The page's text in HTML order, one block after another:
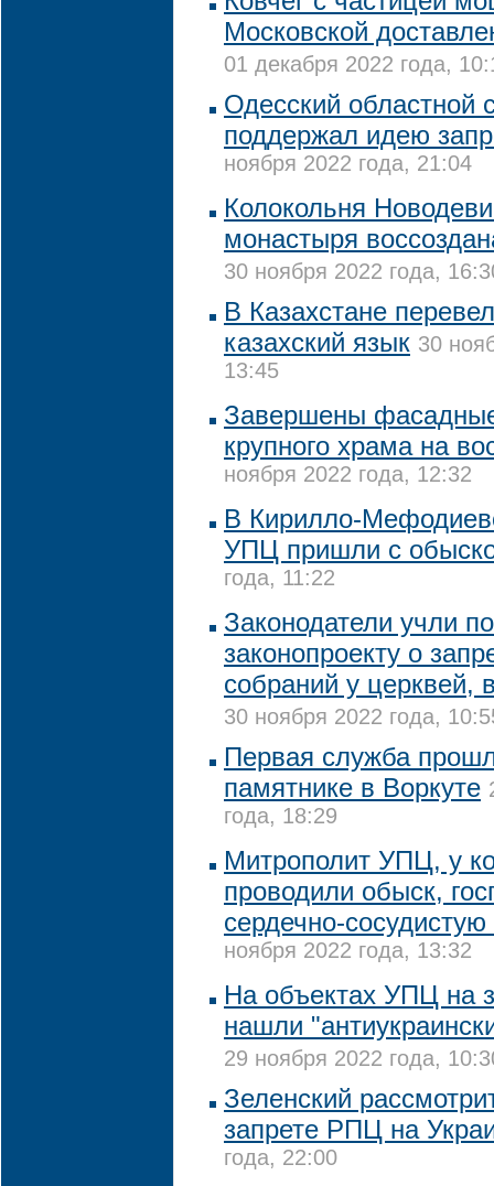
Московской
01 декабря 2022 года,
Одесский областной
поддержал идею
ноября 2022 года, 21:04
Колокольня
монастыря
30 ноября 2022 года,
В Казахстане
казахский язык 30
13:45
Завершены
крупного храма на
ноября 2022 года, 12:32
В Кирилло-
УПЦ пришли с
года, 11:22
Законодатели учли
законопроекту о
собраний у церквей,
30 ноября 2022 года,
Первая служба
памятнике в Воркуте
года, 18:29
Митрополит УПЦ, у
проводили обыск,
сердечно-сосудистую
ноября 2022 года, 13:32
На объектах УПЦ на
нашли
29 ноября 2022 года,
Зеленский
запрете РПЦ на
года, 22:00